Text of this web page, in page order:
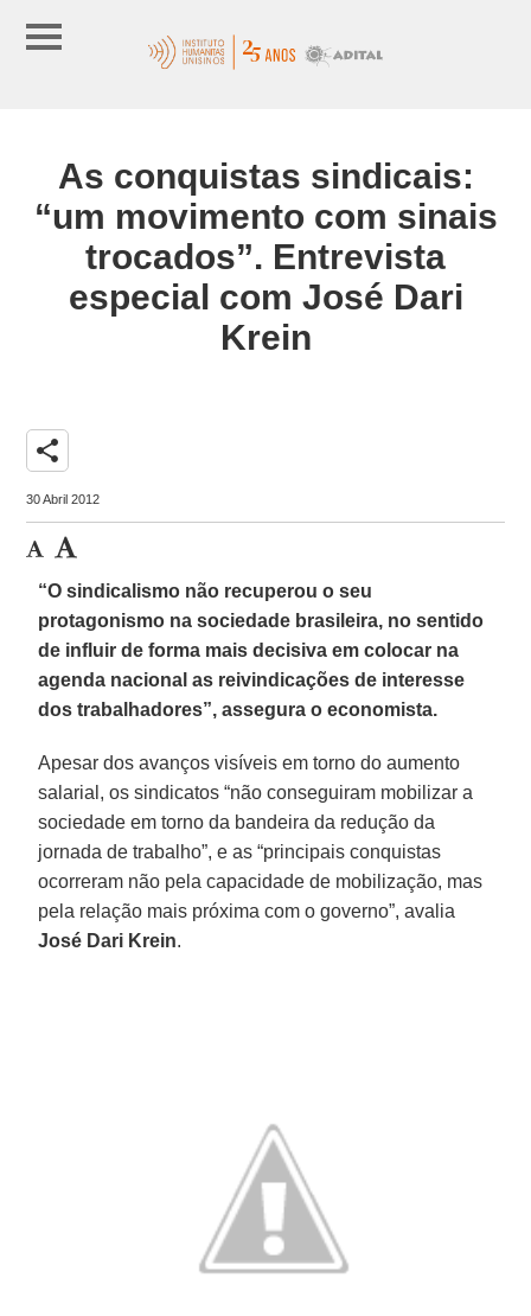
As conquistas sindicais:
“um movimento com sinais
trocados”. Entrevista
especial com José Dari
Krein
share
30 Abril 2012
“O sindicalismo não recuperou o seu
protagonismo na sociedade brasileira, no sentido
de influir de forma mais decisiva em colocar na
agenda nacional as reivindicações de interesse
dos trabalhadores”, assegura o economista.
Apesar dos avanços visíveis em torno do aumento
salarial, os sindicatos “não conseguiram mobilizar a
sociedade em torno da bandeira da redução da
jornada de trabalho”, e as “principais conquistas
ocorreram não pela capacidade de mobilização, mas
pela relação mais próxima com o governo”, avalia
José Dari Krein.